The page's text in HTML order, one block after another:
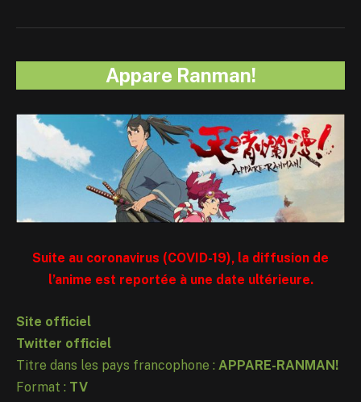
Appare Ranman!
Suite au coronavirus (COVID-19), la diffusion de
l’anime est reportée à une date ultérieure.
Site officiel
Twitter officiel
Titre dans les pays francophone : APPARE-RANMAN!
Format : TV